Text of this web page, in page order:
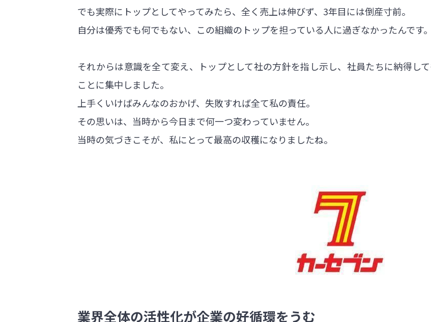
でも実際にトップとしてやってみたら、全く売上は伸びず、3年目には倒産寸前。
自分は優秀でも何でもない、この組織のトップを担っている人に過ぎなかったんです。
それからは意識を全て変え、トップとして社の方針を指し示し、社員たちに納得し
ことに集中しました。
上手くいけばみんなのおかげ、失敗すれば全て私の責任。
その思いは、当時から今日まで何一つ変わっていません。
当時の気づきこそが、私にとって最高の収穫になりましたね。
業界全体の活性化が企業の好循環をうむ